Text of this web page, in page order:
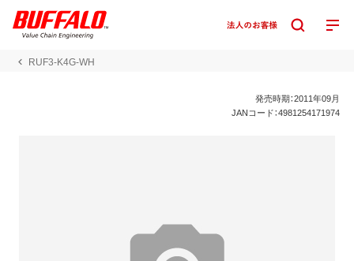
RUF3-K4G-WH
発売時期：2011年09月
JANコード：4981254171974